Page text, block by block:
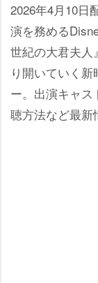
2026年4月10日
演を務める
世紀の大君夫人
り開いていく
ー。出演キャ
聴方法など最新